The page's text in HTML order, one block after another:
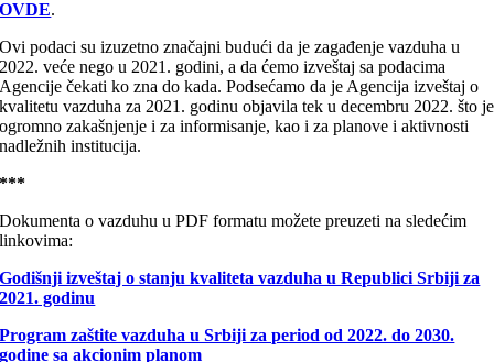
OVDE.
Ovi podaci su izuzetno značajni budući da je zagađenje vazduha u
2022. veće nego u 2021. godini, a da ćemo izveštaj sa podacima
Agencije čekati ko zna do kada. Podsećamo da je Agencija izveštaj o
kvalitetu vazduha za 2021. godinu objavila tek u decembru 2022. što je
ogromno zakašnjenje i za informisanje, kao i za planove i aktivnosti
nadležnih institucija.
***
Dokumenta o vazduhu u PDF formatu možete preuzeti na sledećim
linkovima:
Godišnji izveštaj o stanju kvaliteta vazduha u Republici Srbiji za
2021. godinu
Program zaštite vazduha u Srbiji za period od 2022. do 2030.
godine sa akcionim planom